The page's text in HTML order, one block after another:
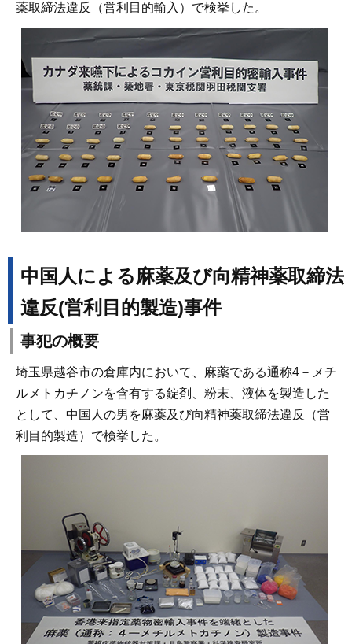
薬取締法違反（営利目的輸入）で検挙した。
中国人による麻薬及び向精神薬取締法
違反(営利目的製造)事件
事犯の概要
埼玉県越谷市の倉庫内において、麻薬である通称4－メチ
ルメトカチノンを含有する錠剤、粉末、液体を製造した
として、中国人の男を麻薬及び向精神薬取締法違反（営
利目的製造）で検挙した。